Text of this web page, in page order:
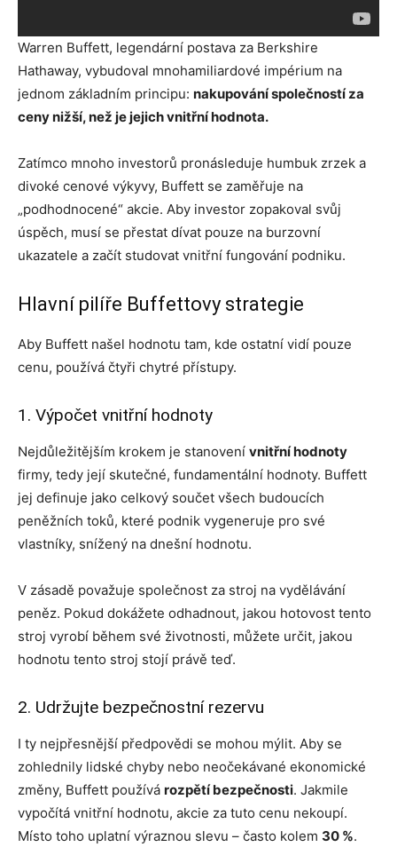
Warren Buffett, legendární postava za Berkshire
Hathaway, vybudoval mnohamiliardové impérium na
jednom základním principu: nakupování společností za
ceny nižší, než je jejich vnitřní hodnota.
Zatímco mnoho investorů pronásleduje humbuk zrzek a
divoké cenové výkyvy, Buffett se zaměřuje na
„podhodnocené“ akcie. Aby investor zopakoval svůj
úspěch, musí se přestat dívat pouze na burzovní
ukazatele a začít studovat vnitřní fungování podniku.
Hlavní pilíře Buffettovy strategie
Aby Buffett našel hodnotu tam, kde ostatní vidí pouze
cenu, používá čtyři chytré přístupy.
1. Výpočet vnitřní hodnoty
Nejdůležitějším krokem je stanovení vnitřní hodnoty
firmy, tedy její skutečné, fundamentální hodnoty. Buffett
jej definuje jako celkový součet všech budoucích
peněžních toků, které podnik vygeneruje pro své
vlastníky, snížený na dnešní hodnotu.
V zásadě považuje společnost za stroj na vydělávání
peněz. Pokud dokážete odhadnout, jakou hotovost tento
stroj vyrobí během své životnosti, můžete určit, jakou
hodnotu tento stroj stojí právě teď.
2. Udržujte bezpečnostní rezervu
I ty nejpřesnější předpovědi se mohou mýlit. Aby se
zohlednily lidské chyby nebo neočekávané ekonomické
změny, Buffett používá rozpětí bezpečnosti. Jakmile
vypočítá vnitřní hodnotu, akcie za tuto cenu nekoupí.
Místo toho uplatní výraznou slevu – často kolem 30 %.